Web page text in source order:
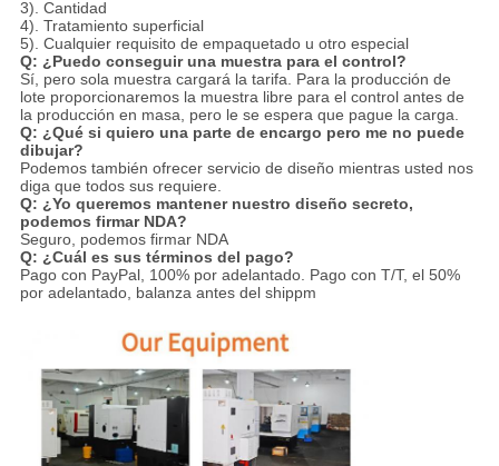
3). Cantidad
4). Tratamiento superficial
5). Cualquier requisito de empaquetado u otro especial
Q: ¿Puedo conseguir una muestra para el control?
Sí, pero sola muestra cargará la tarifa. Para la producción de
lote proporcionaremos la muestra libre para el control antes de
la producción en masa, pero le se espera que pague la carga.
Q: ¿Qué si quiero una parte de encargo pero me no puede
dibujar?
Podemos también ofrecer servicio de diseño mientras usted nos
diga que todos sus requiere.
Q: ¿Yo queremos mantener nuestro diseño secreto,
podemos firmar NDA?
Seguro, podemos firmar NDA
Q: ¿Cuál es sus términos del pago?
Pago con PayPal, 100% por adelantado. Pago con T/T, el 50%
por adelantado, balanza antes del shippm